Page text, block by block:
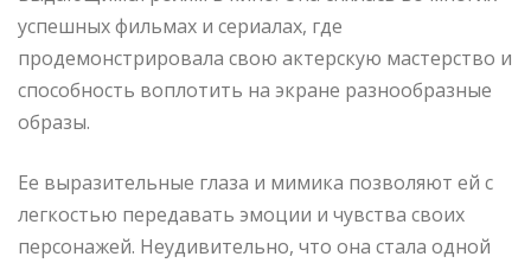
успешных фильмах и сериалах, где
продемонстрировала свою актерскую мастерство и
способность воплотить на экране разнообразные
образы.
Ее выразительные глаза и мимика позволяют ей с
легкостью передавать эмоции и чувства своих
персонажей. Неудивительно, что она стала одной